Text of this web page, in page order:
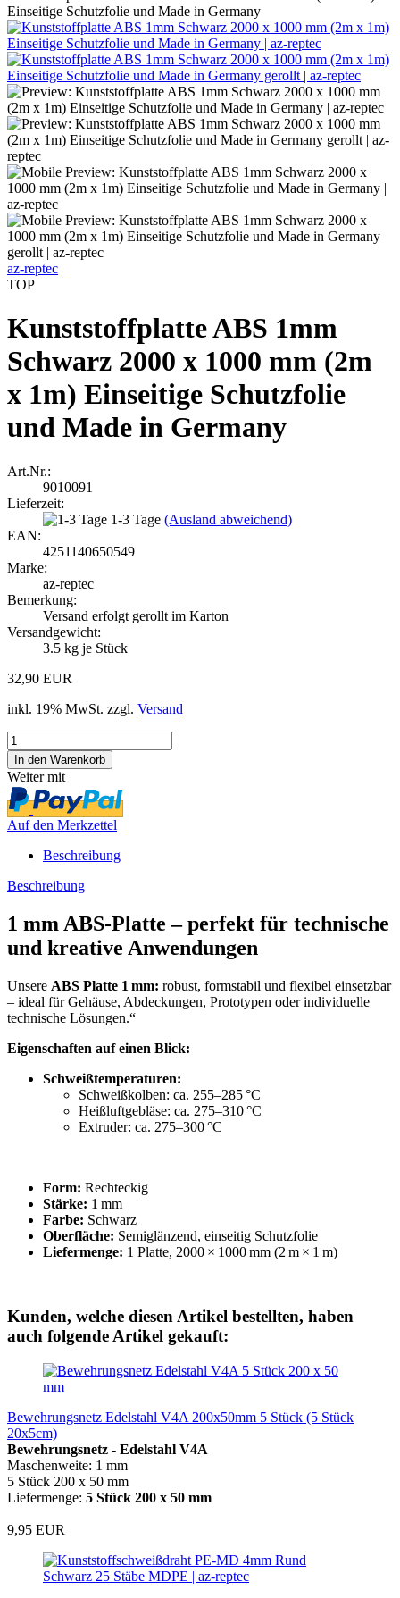
Einseitige Schutzfolie und Made in Germany
az-reptec
TOP
Kunststoffplatte ABS 1mm
Schwarz 2000 x 1000 mm (2m
x 1m) Einseitige Schutzfolie
und Made in Germany
Art.Nr.:
9010091
Lieferzeit:
1-3 Tage (Ausland abweichend)
EAN:
4251140650549
Marke:
az-reptec
Bemerkung:
Versand erfolgt gerollt im Karton
Versandgewicht:
3.5 kg je Stück
32,90 EUR
inkl. 19% MwSt. zzgl. Versand
Weiter mit
Auf den Merkzettel
Beschreibung
Beschreibung
1 mm ABS-Platte – perfekt für technische
und kreative Anwendungen
Unsere ABS Platte 1 mm: robust, formstabil und flexibel einsetzbar
– ideal für Gehäuse, Abdeckungen, Prototypen oder individuelle
technische Lösungen.“
Eigenschaften auf einen Blick:
Schweißtemperaturen:
Schweißkolben: ca. 255–285 °C
Heißluftgebläse: ca. 275–310 °C
Extruder: ca. 275–300 °C
Form: Rechteckig
Stärke: 1 mm
Farbe: Schwarz
Oberfläche: Semiglänzend, einseitig Schutzfolie
Liefermenge: 1 Platte, 2000 × 1000 mm (2 m × 1 m)
Kunden, welche diesen Artikel bestellten, haben
auch folgende Artikel gekauft:
Bewehrungsnetz Edelstahl V4A 200x50mm 5 Stück (5 Stück
20x5cm)
Bewehrungsnetz - Edelstahl V4A
Maschenweite: 1 mm
5 Stück 200 x 50 mm
Liefermenge: 5 Stück 200 x 50 mm
9,95 EUR